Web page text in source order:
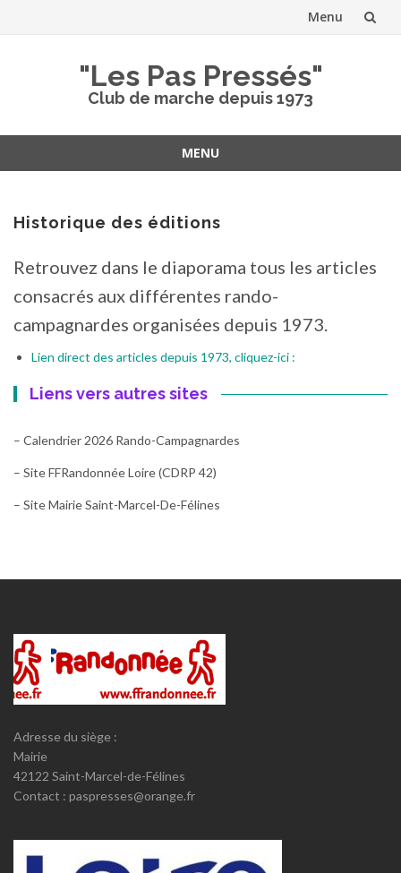
Menu
"Les Pas Pressés"
Club de marche depuis 1973
MENU
contenu
Historique des éditions
Retrouvez dans le diaporama tous les articles
consacrés aux différentes rando-
campagnardes organisées depuis 1973.
Lien direct des articles depuis 1973, cliquez-ici :
Liens vers autres sites
– Calendrier 2026 Rando-Campagnardes
– Site FFRandonnée Loire (CDRP 42)
– Site Mairie Saint-Marcel-De-Félines
Adresse du siège :
Mairie
42122 Saint-Marcel-de-Félines
Contact : paspresses@orange.fr